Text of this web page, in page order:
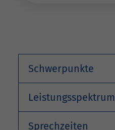
Schwerpunkte
Leistungsspektrum
Sprechzeiten